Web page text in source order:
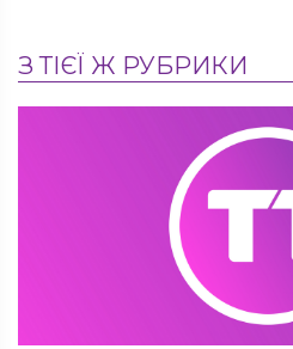
З ТІЄЇ Ж РУБРИКИ